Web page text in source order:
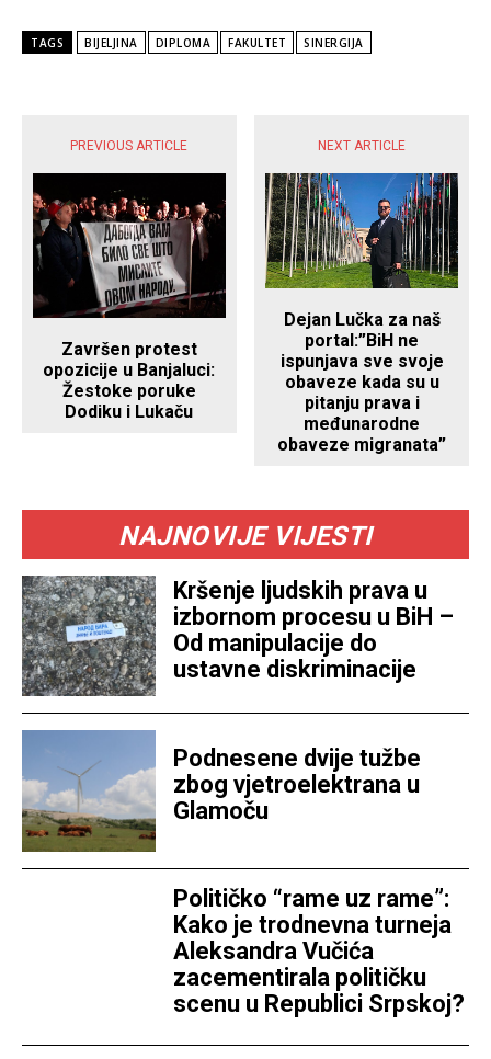
TAGS BIJELJINA DIPLOMA FAKULTET SINERGIJA
PREVIOUS ARTICLE
Završen protest
opozicije u Banjaluci:
Žestoke poruke
Dodiku i Lukaču
NEXT ARTICLE
Dejan Lučka za naš
portal:”BiH ne
ispunjava sve svoje
obaveze kada su u
pitanju prava i
međunarodne
obaveze migranata”
NAJNOVIJE VIJESTI
Kršenje ljudskih prava u
izbornom procesu u BiH –
Od manipulacije do
ustavne diskriminacije
Podnesene dvije tužbe
zbog vjetroelektrana u
Glamoču
Političko “rame uz rame”:
Kako je trodnevna turneja
Aleksandra Vučića
zacementirala političku
scenu u Republici Srpskoj?